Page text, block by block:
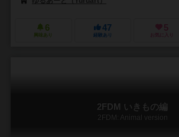
6
興味あり
47
経験あり
5
お気に入り
2FDM いきもの編
2FDM: Animal version